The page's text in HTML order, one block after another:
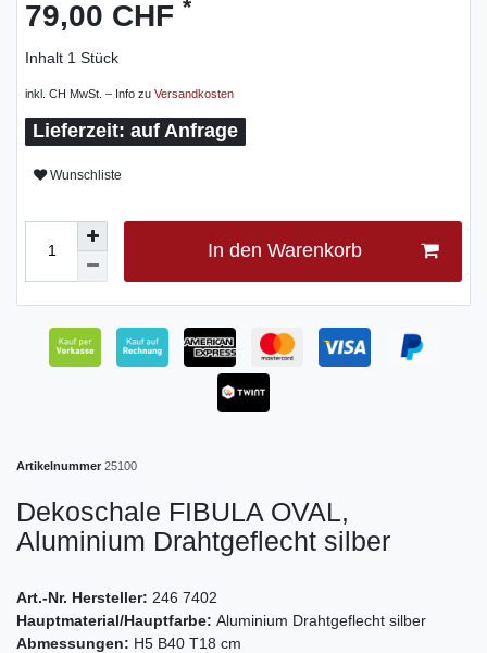
79,00 CHF *
Inhalt 1 Stück
inkl. CH MwSt. – Info zu Versandkosten
auf Anfrage
Wunschliste
In den Warenkorb
Artikelnummer 25100
Dekoschale FIBULA OVAL,
Aluminium Drahtgeflecht silber
Art.-Nr. Hersteller: 246 7402
Hauptmaterial/Hauptfarbe: Aluminium Drahtgeflecht silber
Abmessungen: H5 B40 T18 cm